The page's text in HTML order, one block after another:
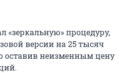
«зеркальную» процедуру,
версии на 25 тысяч
оставив неизменным цену